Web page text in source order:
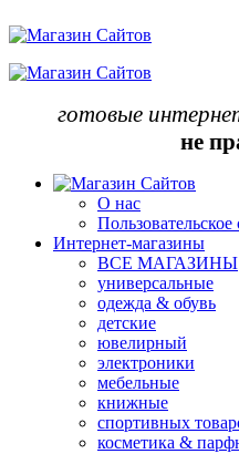
готовые
не
О нас
Интернет-магазины
ВСЕ МАГАЗИНЫ
универсальные
одежда & обувь
детские
ювелирный
электроники
мебельные
книжные
спортивных
косметика &